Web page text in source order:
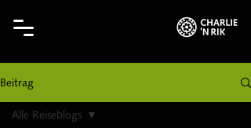
Beitrag
Alle Reiseblogs